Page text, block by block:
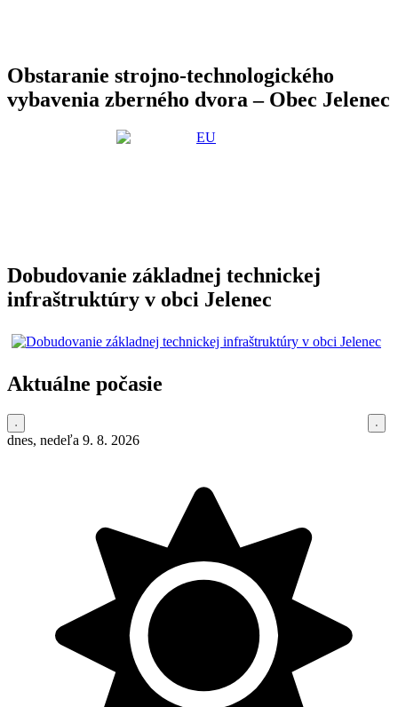
Obstaranie strojno-technologického
vybavenia zberného dvora – Obec Jelenec
Dobudovanie základnej technickej
infraštruktúry v obci Jelenec
Aktuálne počasie
dnes, nedeľa 9. 8. 2026